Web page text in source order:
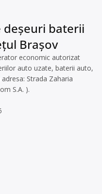
deșeuri baterii
Brașov
economic autorizat
auto uzate, baterii auto,
Strada Zaharia
S.A. ).